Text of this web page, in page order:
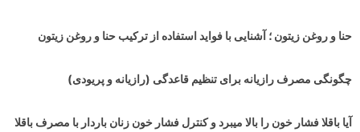
حنا و روغن زیتون ؛ آشنایی با فواید استفاده از ترکیب حنا و روغن زیتون
چگونگی مصرف رازیانه برای تنظیم قاعدگی (رازیانه و پریودی)
آیا باقلا فشار خون را بالا میبرد و کنترل فشار خون زنان باردار با مصرف باقلا